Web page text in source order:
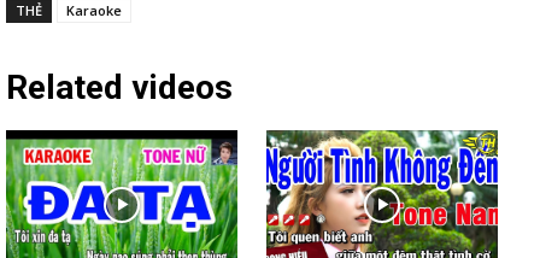
THẺ Karaoke
Related videos